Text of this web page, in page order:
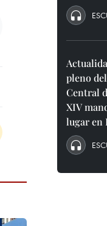
pleno
Central
XIV
lugar en